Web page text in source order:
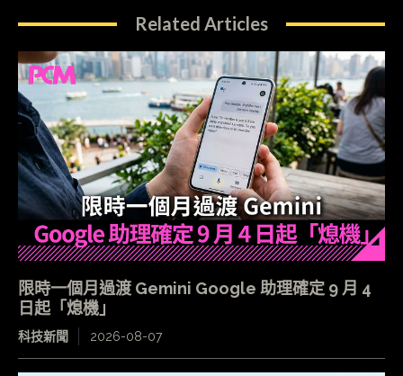
Related Articles
限時一個月過渡 Gemini Google 助理確定 9 月 4
日起「熄機」
科技新聞 2026-08-07